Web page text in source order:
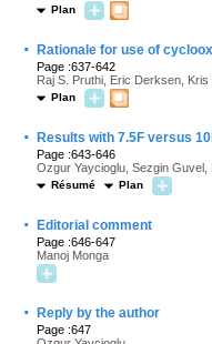
Plan
· Rationale for use of
Page :637-642
Raj S. Pruthi, Eric Derksen,
Plan
· Results with 7.5F versus
Page :643-646
Ozgur Yaycioglu, Sezgin
Résumé Plan
· Editorial comment
Page :646-647
Manoj Monga
· Reply by the author
Page :647